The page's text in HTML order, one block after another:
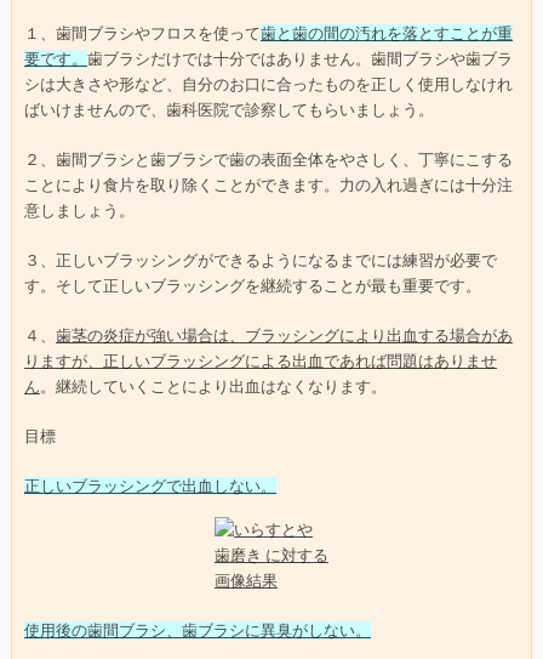
１、歯間ブラシやフロスを使って歯と歯の間の汚れを落とすことが重
要です。 歯ブラシだけでは十分ではありません。歯間ブラシや歯ブラ
シは大きさや形など、自分のお口に合ったものを正しく使用しなけれ
ばいけませんので、歯科医院で診察してもらいましょう。
２、歯間ブラシと歯ブラシで歯の表面全体をやさしく、丁寧にこする
ことにより食片を取り除くことができます。力の入れ過ぎには十分注
意しましょう。
３、正しいブラッシングができるようになるまでには練習が必要で
す。そして正しいブラッシングを継続することが最も重要です。
４、 歯茎の炎症が強い場合は、ブラッシングにより出血する場合があ
りますが、正しいブラッシングによる出血であれば問題はありませ
ん。継続していくことにより出血はなくなります。
目標
正しいブラッシングで出血しない。
使用後の歯間ブラシ、歯ブラシに異臭がしない。